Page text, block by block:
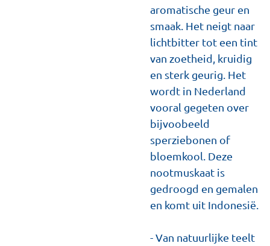
aromatische geur en
smaak. Het neigt naar
lichtbitter tot een tint
van zoetheid, kruidig
en sterk geurig. Het
wordt in Nederland
vooral gegeten over
bijvoobeeld
sperziebonen of
bloemkool. Deze
nootmuskaat is
gedroogd en gemalen
en komt uit Indonesië.
- Van natuurlijke teelt